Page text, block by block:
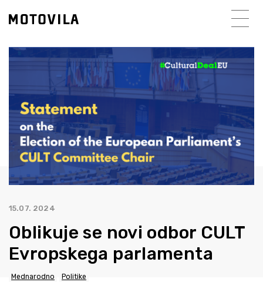
15.07. 2024
Oblikuje se novi odbor CULT
Evropskega parlamenta
Mednarodno Politike